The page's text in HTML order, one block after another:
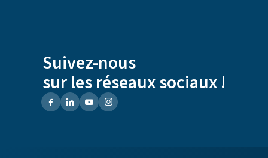
Suivez-nous
sur les réseaux sociaux !